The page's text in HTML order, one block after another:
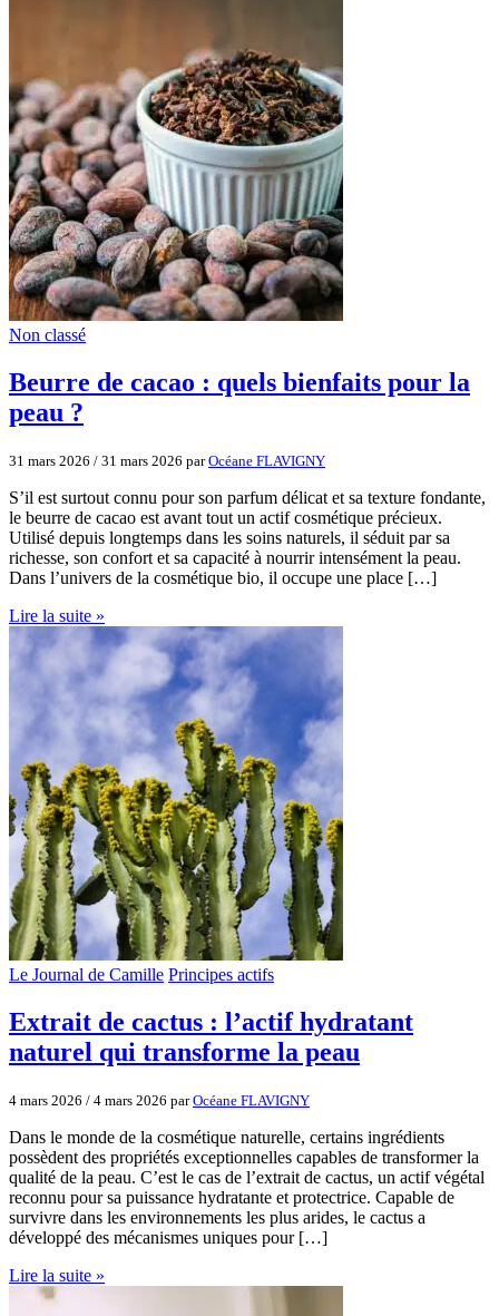
Non classé
Beurre de cacao : quels bienfaits pour la
peau ?
31 mars 2026 / 31 mars 2026 parOcéane FLAVIGNY
S’il est surtout connu pour son parfum délicat et sa texture fondante,
le beurre de cacao est avant tout un actif cosmétique précieux.
Utilisé depuis longtemps dans les soins naturels, il séduit par sa
richesse, son confort et sa capacité à nourrir intensément la peau.
Dans l’univers de la cosmétique bio, il occupe une place […]
Lire la suite »
Le Journal de Camille Principes actifs
Extrait de cactus : l’actif hydratant
naturel qui transforme la peau
4 mars 2026 / 4 mars 2026 parOcéane FLAVIGNY
Dans le monde de la cosmétique naturelle, certains ingrédients
possèdent des propriétés exceptionnelles capables de transformer la
qualité de la peau. C’est le cas de l’extrait de cactus, un actif végétal
reconnu pour sa puissance hydratante et protectrice. Capable de
survivre dans les environnements les plus arides, le cactus a
développé des mécanismes uniques pour […]
Lire la suite »